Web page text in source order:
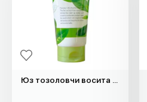
Юз тозоловчи восита "Farm Stay" (180мл)